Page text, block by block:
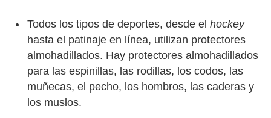
Todos los tipos de deportes, desde el hockey
hasta el patinaje en línea, utilizan protectores
almohadillados. Hay protectores almohadillados
para las espinillas, las rodillas, los codos, las
muñecas, el pecho, los hombros, las caderas y
los muslos.